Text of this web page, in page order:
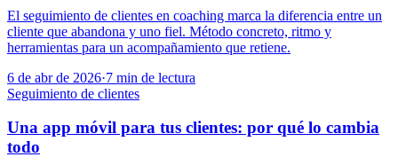
El seguimiento de clientes en coaching marca la diferencia entre un
cliente que abandona y uno fiel. Método concreto, ritmo y
herramientas para un acompañamiento que retiene.
6 de abr de 2026·7 min de lectura
Seguimiento de clientes
Una app móvil para tus clientes: por qué lo cambia
todo